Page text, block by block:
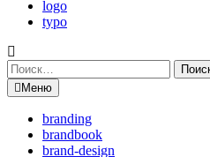
logo
typo
Найти:
Меню
branding
brandbook
brand-design